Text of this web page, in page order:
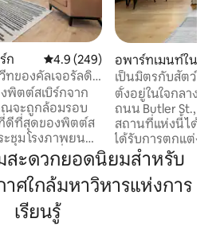
ก คะแนนเฉลี่ย 4.9 จาก 5, 249 รีวิว
4.9 (249)
ทของคัลเจอรัลดิส
พิตต์สเบิร์กจาก
ณจะถูกล้อมรอบ
ดีที่สุดของพิตต์ส
ชุม โรงภาพยนตร์
กแบบมาเพื่อความ
ายในทำเลที่ไม่มี
งซักรีดพร้อม
ได้ทุกที่ - มัลต์
การสนับสนุนผู้เข้า
อพาร์ทเมนท์ใน พิต
เป็นมิตรกับสัตว์เลี้
ถนนบัตเลอร์
ตั้งอยู่ในใจกลางข
ถนน Butler St., คุ
สถานที่แห่งนี้ได้! อพาร์ทเมนท์ชั้น 1 ของเรา
ได้รับการตกแต่งอ
อำนวยความสะดว
พักระยะสั้นและระ
การอยู่อาศัยและก
สะดวกยอดนิยมสำหรับ
ศใกล้มหาวิหารแห่งการ
เรียนรู้